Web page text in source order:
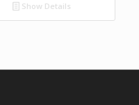
Show Details